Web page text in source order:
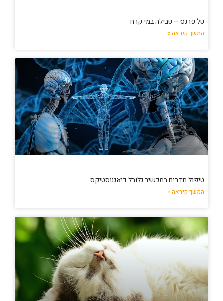
טל פרנס – טבילה במי קרח
המשך קיראה »
טיפול תדרים במכשיר גלובל דיאגנוסטיקס
המשך קיראה »